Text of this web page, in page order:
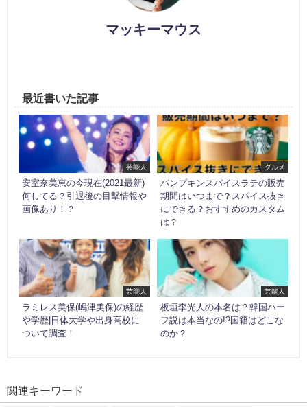
マッキーマウス
最近書いた記事
芸能人
安室奈美恵の今現在(2021最新)
何してる？引退後の目撃情報や
画像あり！？
グルメ
パンプキンスパイスラテの販売
期間はいつまで？スパイス抜き
にできる？おすすめのカスタム
は？
芸能人
ラミレス美保(嶋津美保)の経歴
や学歴|日体大学や出身高校に
ついて調査！
芸能人
板垣李光人の本名は？韓国ハー
フ説は本当なの!?国籍はどこな
のか？
関連キーワード